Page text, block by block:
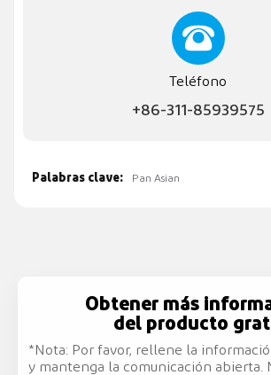
Teléfono
+86-311-85939575
Palabras clave: Pan Asian
Obtener más
del producto
*Nota: Por favor, rellene la
y mantenga la comunicación abierta.